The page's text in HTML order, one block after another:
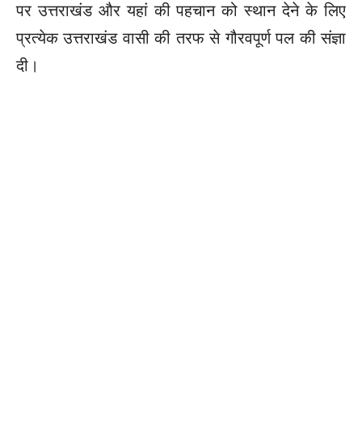
पर उत्तराखंड और यहां की पहचान को स्थान देने के लिए
प्रत्येक उत्तराखंड वासी की तरफ से गौरवपूर्ण पल की संज्ञा
दी।